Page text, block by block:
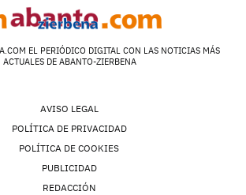
EL PERIÓDICO DIGITAL CON LAS NOTICIAS MÁS
ACTUALES DE ABANTO-ZIERBENA
AVISO LEGAL
POLÍTICA DE PRIVACIDAD
POLÍTICA DE COOKIES
PUBLICIDAD
REDACCIÓN